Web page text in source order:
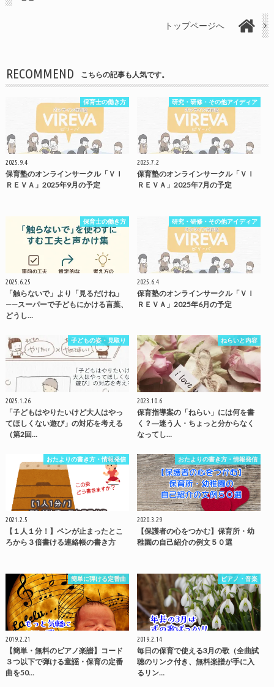
トップページへ
RECOMMEND こちらの記事も人気です。
保育士の働き方
2025.9.4
保育塾のオンラインサークル「ＶＩ
ＲＥＶＡ」2025年9月の予定
研究・研修・その他アイディア
2025.7.2
保育塾のオンラインサークル「ＶＩ
ＲＥＶＡ」2025年7月の予定
保育士の働き方
2025.6.25
「触らないで」より「見るだけね」
——スーパーで子どもにかける言葉、
どうし…
研究・研修・その他アイディア
2025.6.4
保育塾のオンラインサークル「ＶＩ
ＲＥＶＡ」2025年6月の予定
子どもの姿・見取り
2025.1.26
「子どもはやりたいけど大人はやっ
てほしくない遊び」の対応を考える
（第2回…
ねらいと内容
2023.10.6
保育指導案の「ねらい」には何を書
く？―迷う人・ちょっと分からなく
なってし…
おたよりの書き方・情報発信
2021.2.5
【１人１分！】ペンが止まったとこ
ろから３倍書ける連絡帳の書き方
おたよりの書き方・情報発信
2020.3.29
【保護者の心をつかむ】保育所・幼
稚園の自己紹介の例文５０選
簡単に弾ける定番曲
2019.2.21
【簡単・無料のピアノ楽譜】コード
３つ以下で弾ける童謡・保育の定番
曲を50…
ピアノ・音楽
2019.2.14
毎日の保育で使える3月の歌（全曲試
聴のリンク付き、無料楽譜が手に入
るリン…